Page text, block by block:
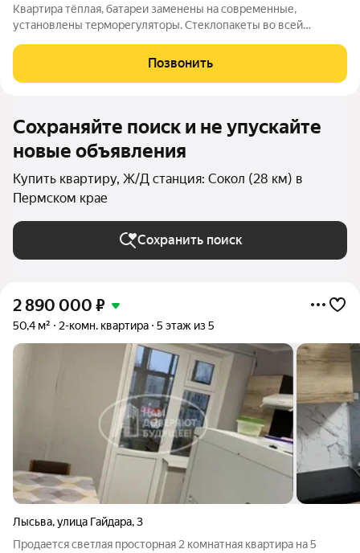
Квартира тёплая, батареи заменены на современные,
установлены терморегуляторы. Стеклопакеты во всей
везде линолеум, потолки натяжные. Стены все выровнены. В
квартире сделана кладовка, можно
Позвонить
Сохраняйте поиск и не упускайте
новые объявления
Купить квартиру, Ж/Д станция: Сокол (28 км) в
Пермском крае
Сохранить поиск
2 890 000 ₽
50,4 м² 2-комн. квартира 5 этаж из 5
Лысьва,улица Гайдара,3
Продается светлая просторная 2 комнатная квартира на 5